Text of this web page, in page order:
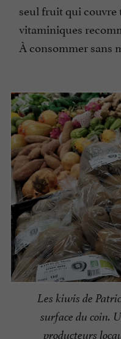
seul fruit qui couvre
vitaminiques
À consommer sans
Les kiwis de
surface du coin.
producteurs